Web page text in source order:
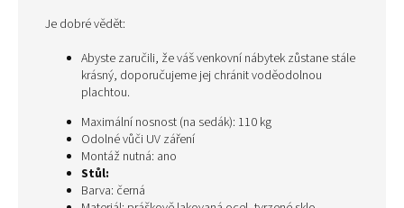
Je dobré vědět:
Abyste zaručili, že váš venkovní nábytek zůstane stále
krásný, doporučujeme jej chránit voděodolnou
plachtou.
Maximální nosnost (na sedák): 110 kg
Odolné vůči UV záření
Montáž nutná: ano
Stůl:
Barva: černá